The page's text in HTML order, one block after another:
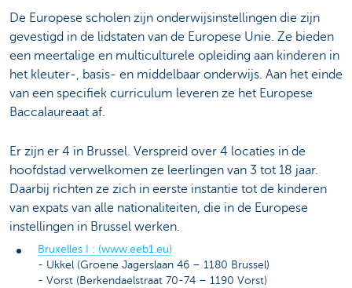
De Europese scholen zijn onderwijsinstellingen die zijn
gevestigd in de lidstaten van de Europese Unie. Ze bieden
een meertalige en multiculturele opleiding aan kinderen in
het kleuter-, basis- en middelbaar onderwijs. Aan het einde
van een specifiek curriculum leveren ze het Europese
Baccalaureaat af.
Er zijn er 4 in Brussel. Verspreid over 4 locaties in de
hoofdstad verwelkomen ze leerlingen van 3 tot 18 jaar.
Daarbij richten ze zich in eerste instantie tot de kinderen
van expats van alle nationaliteiten, die in de Europese
instellingen in Brussel werken.
Bruxelles I : (www.eeb1.eu)
- Ukkel (Groene Jagerslaan 46 – 1180 Brussel)
- Vorst (Berkendaelstraat 70-74 – 1190 Vorst)